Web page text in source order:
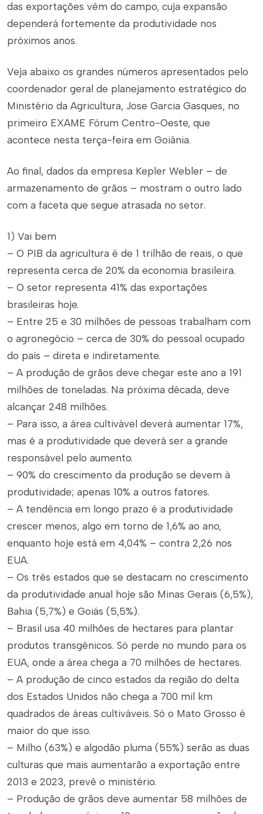
das exportações vêm do campo, cuja expansão
dependerá fortemente da produtividade nos
próximos anos.
Veja abaixo os grandes números apresentados pelo
coordenador geral de planejamento estratégico do
Ministério da Agricultura, Jose Garcia Gasques, no
primeiro EXAME Fórum Centro-Oeste, que
acontece nesta terça-feira em Goiânia.
Ao final, dados da empresa Kepler Webler – de
armazenamento de grãos – mostram o outro lado
com a faceta que segue atrasada no setor.
1) Vai bem
– O PIB da agricultura é de 1 trilhão de reais, o que
representa cerca de 20% da economia brasileira.
– O setor representa 41% das exportações
brasileiras hoje.
– Entre 25 e 30 milhões de pessoas trabalham com
o agronegócio – cerca de 30% do pessoal ocupado
do país – direta e indiretamente.
– A produção de grãos deve chegar este ano a 191
milhões de toneladas. Na próxima década, deve
alcançar 248 milhões.
– Para isso, a área cultivável deverá aumentar 17%,
mas é a produtividade que deverá ser a grande
responsável pelo aumento.
– 90% do crescimento da produção se devem à
produtividade; apenas 10% a outros fatores.
– A tendência em longo prazo é a produtividade
crescer menos, algo em torno de 1,6% ao ano,
enquanto hoje está em 4,04% – contra 2,26 nos
EUA.
– Os três estados que se destacam no crescimento
da produtividade anual hoje são Minas Gerais (6,5%),
Bahia (5,7%) e Goiás (5,5%).
– Brasil usa 40 milhões de hectares para plantar
produtos transgênicos. Só perde no mundo para os
EUA, onde a área chega a 70 milhões de hectares.
– A produção de cinco estados da região do delta
dos Estados Unidos não chega a 700 mil km
quadrados de áreas cultiváveis. Só o Mato Grosso é
maior do que isso.
– Milho (63%) e algodão pluma (55%) serão as duas
culturas que mais aumentarão a exportação entre
2013 e 2023, prevê o ministério.
– Produção de grãos deve aumentar 58 milhões de